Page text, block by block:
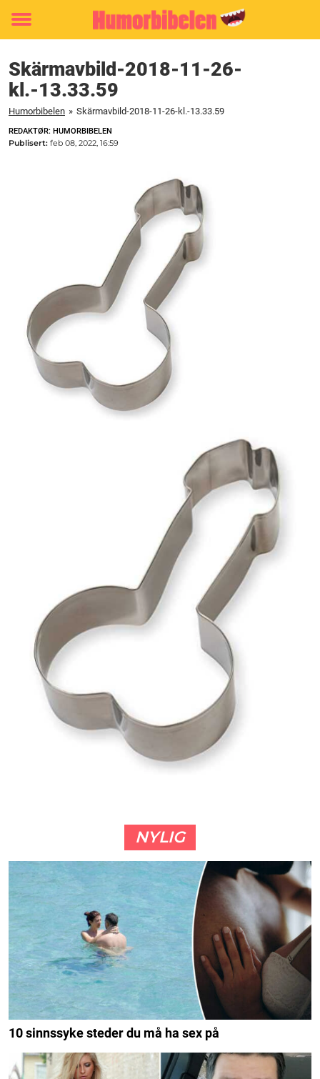
Toggle
Skärmavbild-2018-11-26-
kl.-13.33.59
Humorbibelen » Skärmavbild-2018-11-26-kl.-13.33.59
REDAKTØR: HUMORBIBELEN
Publisert: feb 08, 2022, 16:59
NYLIG
10 sinnssyke steder du må ha sex på